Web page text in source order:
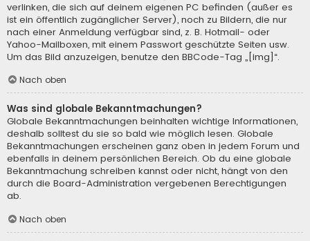
verlinken, die sich auf deinem eigenen PC befinden (außer es
ist ein öffentlich zugänglicher Server), noch zu Bildern, die nur
nach einer Anmeldung verfügbar sind, z. B. Hotmail- oder
Yahoo-Mailboxen, mit einem Passwort geschützte Seiten usw.
Um das Bild anzuzeigen, benutze den BBCode-Tag „[img]“.
Nach oben
Was sind globale Bekanntmachungen?
Globale Bekanntmachungen beinhalten wichtige Informationen,
deshalb solltest du sie so bald wie möglich lesen. Globale
Bekanntmachungen erscheinen ganz oben in jedem Forum und
ebenfalls in deinem persönlichen Bereich. Ob du eine globale
Bekanntmachung schreiben kannst oder nicht, hängt von den
durch die Board-Administration vergebenen Berechtigungen
ab.
Nach oben